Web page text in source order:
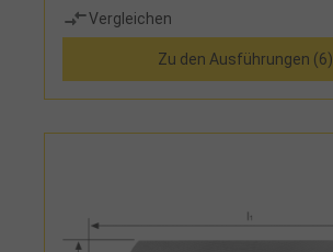
Vergleichen
Zu den Ausführungen (6)